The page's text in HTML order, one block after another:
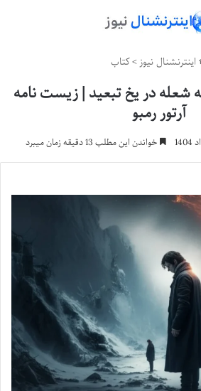
اینترنشنال نیوز>کتاب
شعله در یخ تبعید | زیست نامه
آرتور رمبو
خواندن این مطلب 13 دقیقه زمان میبرد